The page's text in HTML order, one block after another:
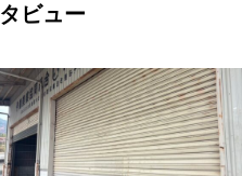
ビュー